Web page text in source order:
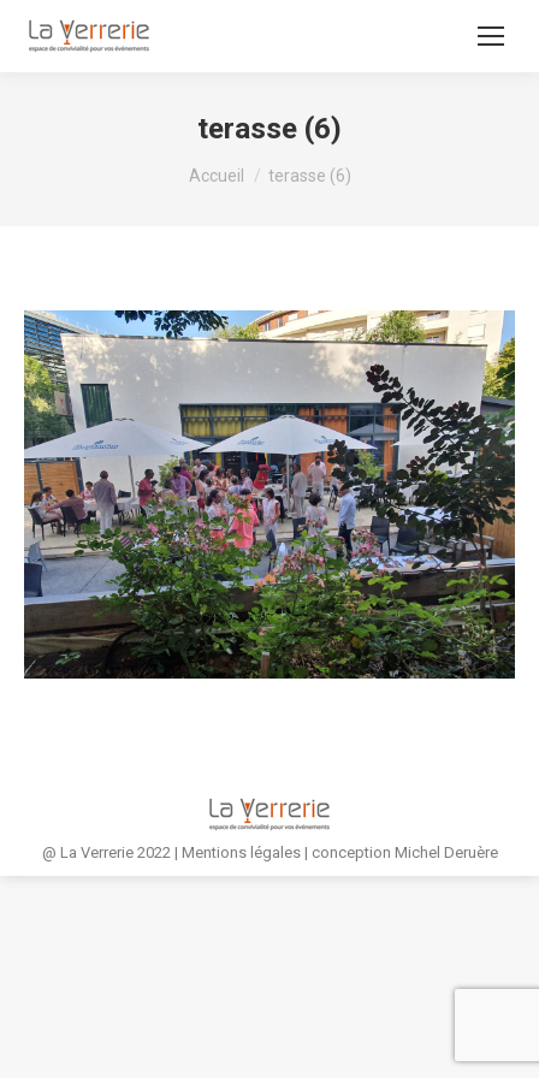
terasse (6)
Vous êtes ici :
Accueil terasse (6)
@ La Verrerie 2022 | Mentions légales| conception Michel Deruère